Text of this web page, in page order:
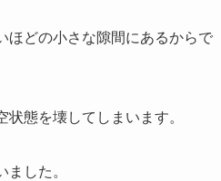
ほどの小さな隙間にあるからで
態を壊してしまいます。
した。